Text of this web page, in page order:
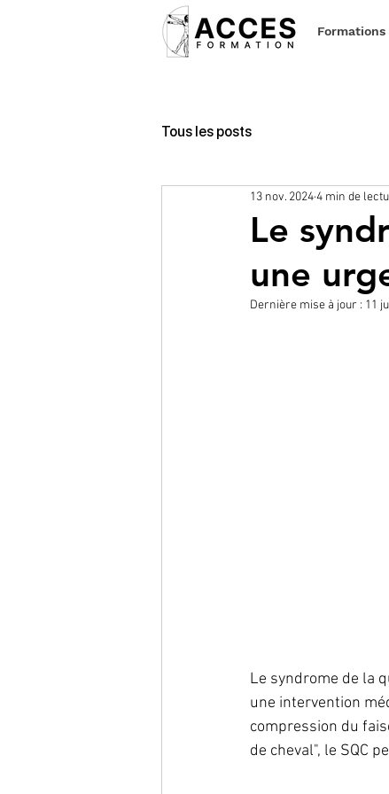
Formations
Tous les posts
Le
une
13 nov. 20244 min de
Dernière mise à jour : 11
Le syndrome de la
une intervention
compression du
de cheval", le SQC